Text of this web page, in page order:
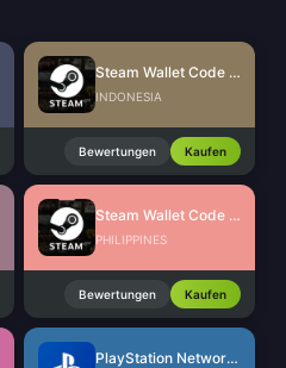
Steam Wallet Code (IDR)
INDONESIA
Bewertungen Kaufen
Steam Wallet Code (PHP)
PHILIPPINES
Bewertungen Kaufen
PlayStation Network Card (HK)